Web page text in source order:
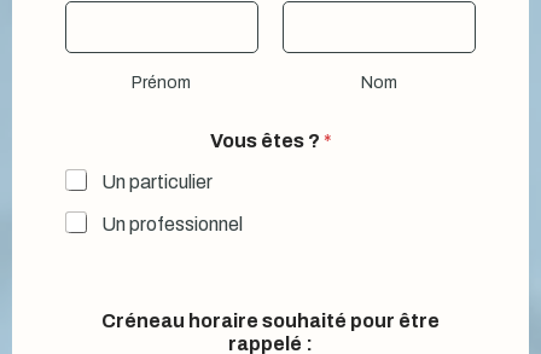
Prénom Nom
Vous êtes ? *
Un particulier
Un professionnel
Créneau horaire souhaité pour être
rappelé :